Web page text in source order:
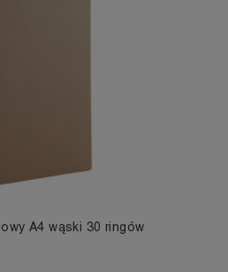
A4 wąski 30 ringów